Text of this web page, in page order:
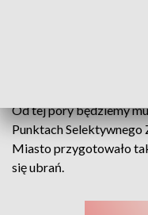
Od tej pory będziemy
Punktach Selektywnego
Miasto przygotowało
się ubrań.